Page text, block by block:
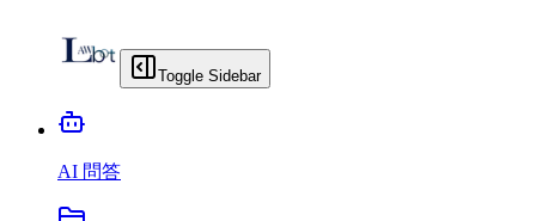
Toggle Sidebar
AI 問答